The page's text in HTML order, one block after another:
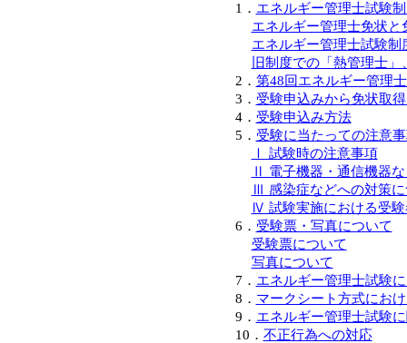
1． エネルギー管理士試験
エネルギー管理士免状と
エネルギー管理士試験制
旧制度での「熱管理士
2． 第48回エネルギー管理
3． 受験申込みから免状取
4． 受験申込み方法
5． 受験に当たっての注意
Ⅰ 試験時の注意事項
Ⅱ 電子機器・通信機器
Ⅲ 感染症などへの対策
Ⅳ 試験実施における受
6． 受験票・写真について
受験票について
写真について
7． エネルギー管理士試験
8． マークシート方式にお
9． エネルギー管理士試験
10． 不正行為への対応